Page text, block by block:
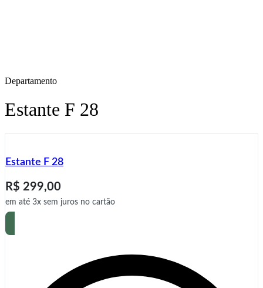
Departamento
Estante F 28
Estante F 28
R$ 299,00
em até 3x sem juros no cartão